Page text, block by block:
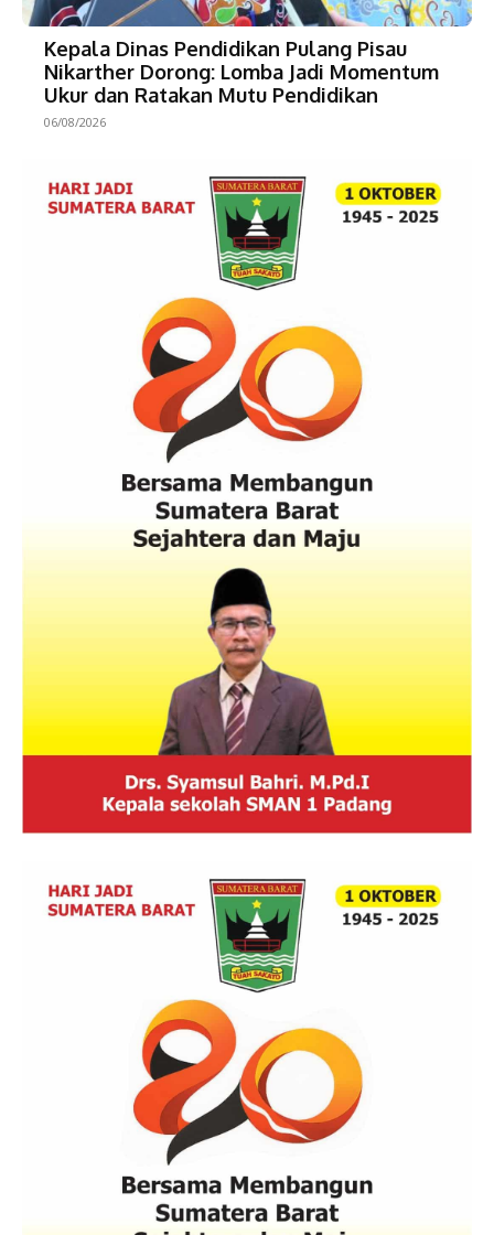
Kepala Dinas Pendidikan Pulang Pisau
Nikarther Dorong: Lomba Jadi Momentum
Ukur dan Ratakan Mutu Pendidikan
06/08/2026